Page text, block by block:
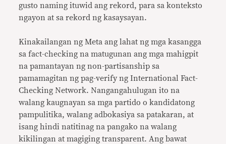
gusto naming ituwid ang rekord, para sa konteksto
ngayon at sa rekord ng kasaysayan.
Kinakailangan ng Meta ang lahat ng mga kasangga
sa fact-checking na matugunan ang mga mahigpit
na pamantayan ng non-partisanship sa
pamamagitan ng pag-verify ng International Fact-
Checking Network. Nangangahulugan ito na
walang kaugnayan sa mga partido o kandidatong
pampulitika, walang adbokasiya sa patakaran, at
isang hindi natitinag na pangako na walang
kikilingan at magiging transparent. Ang bawat